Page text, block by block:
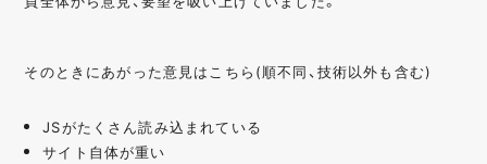
そのときにあがった意見はこちら(順不同、技術以外も含む)
JSがたくさん読み込まれている
サイト自体が重い